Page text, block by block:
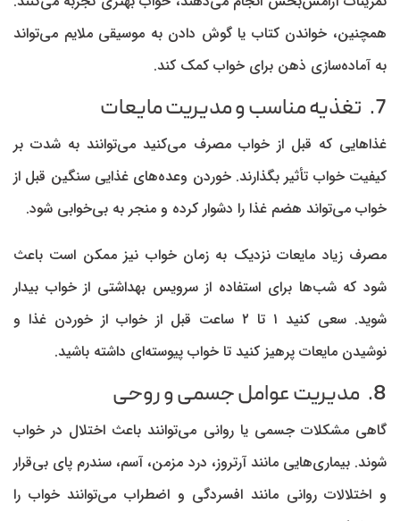
همچنین، خواندن کتاب یا گوش دادن به موسیقی ملایم می‌تواند
به آماده‌سازی ذهن برای خواب کمک کند.
7. تغذیه مناسب و مدیریت مایعات
غذاهایی که قبل از خواب مصرف می‌کنید می‌توانند به شدت بر
کیفیت خواب تأثیر بگذارند. خوردن وعده‌های غذایی سنگین قبل از
خواب می‌تواند هضم غذا را دشوار کرده و منجر به بی‌خوابی شود.
مصرف زیاد مایعات نزدیک به زمان خواب نیز ممکن است باعث
شود که شب‌ها برای استفاده از سرویس بهداشتی از خواب بیدار
شوید. سعی کنید ۱ تا ۲ ساعت قبل از خواب از خوردن غذا و
نوشیدن مایعات پرهیز کنید تا خواب پیوسته‌ای داشته باشید.
8. مدیریت عوامل جسمی و روحی
گاهی مشکلات جسمی یا روانی می‌توانند باعث اختلال در خواب
شوند. بیماری‌هایی مانند آرتروز، درد مزمن، آسم، سندرم پای بی‌قرار
و اختلالات روانی مانند افسردگی و اضطراب می‌توانند خواب را